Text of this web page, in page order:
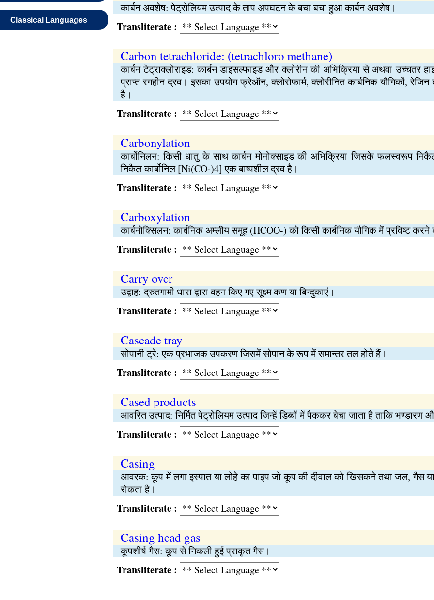
Classical Languages
कार्बन अवशेष: पेट्रोलियम उत्पाद के ताप अपघटन के बचा बचा हुआ कार्बन अवशेष।
Transliterate :
Carbon tetrachloride: (tetrachloro methane)
कार्बन टेट्राक्लोराइड: कार्बन डाइसल्फाइड और क्लोरीन की अभिक्रिया से अथवा उच्चतर
प्राप्त रगहीन द्रव। इसका उपयोग फ्रेऑन, क्लोरोफार्म, क्लोरीनित कार्बनिक यौगिकों,
है।
Transliterate :
Carbonylation
कार्बोनिलन: किसी धातु के साथ कार्बन मोनोक्साइड की अभिक्रिया जिसके फलस्वरूप
निकैल कार्बोनिल [Ni(CO-)4] एक बाष्पशील द्रव है।
Transliterate :
Carboxylation
कार्बनोक्सिलन: कार्बनिक अम्लीय समूह (HCOO-) को किसी कार्बनिक यौगिक में प्रविष्ट करने
Transliterate :
Carry over
उद्वाह: द्रुतगामी धारा द्वारा वहन किए गए सूक्ष्म कण या बिन्दुकाएं।
Transliterate :
Cascade tray
सोपानी ट्रे: एक प्रभाजक उपकरण जिसमें सोपान के रूप में समान्तर तल होते हैं।
Transliterate :
Cased products
आवरित उत्पाद: निर्मित पेट्रोलियम उत्पाद जिन्हें डिब्बों में पैककर बेचा जाता है ताकि भण्डारण
Transliterate :
Casing
आवरक: कूप में लगा इस्पात या लोहे का पाइप जो कूप की दीवाल को खिसकने तथा जल, गैस
रोकता है।
Transliterate :
Casing head gas
कूपशीर्ष गैस: कूप से निकली हुई प्राकृत गैस।
Transliterate :